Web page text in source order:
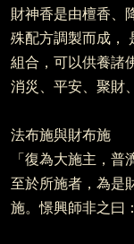
財神香是由檀香、
殊配方調製而成，
組合，可以供養諸
消災、平安、聚財
法布施與財布施
「復為大施主，普
至於所施者，為是
施。憬興師非之曰